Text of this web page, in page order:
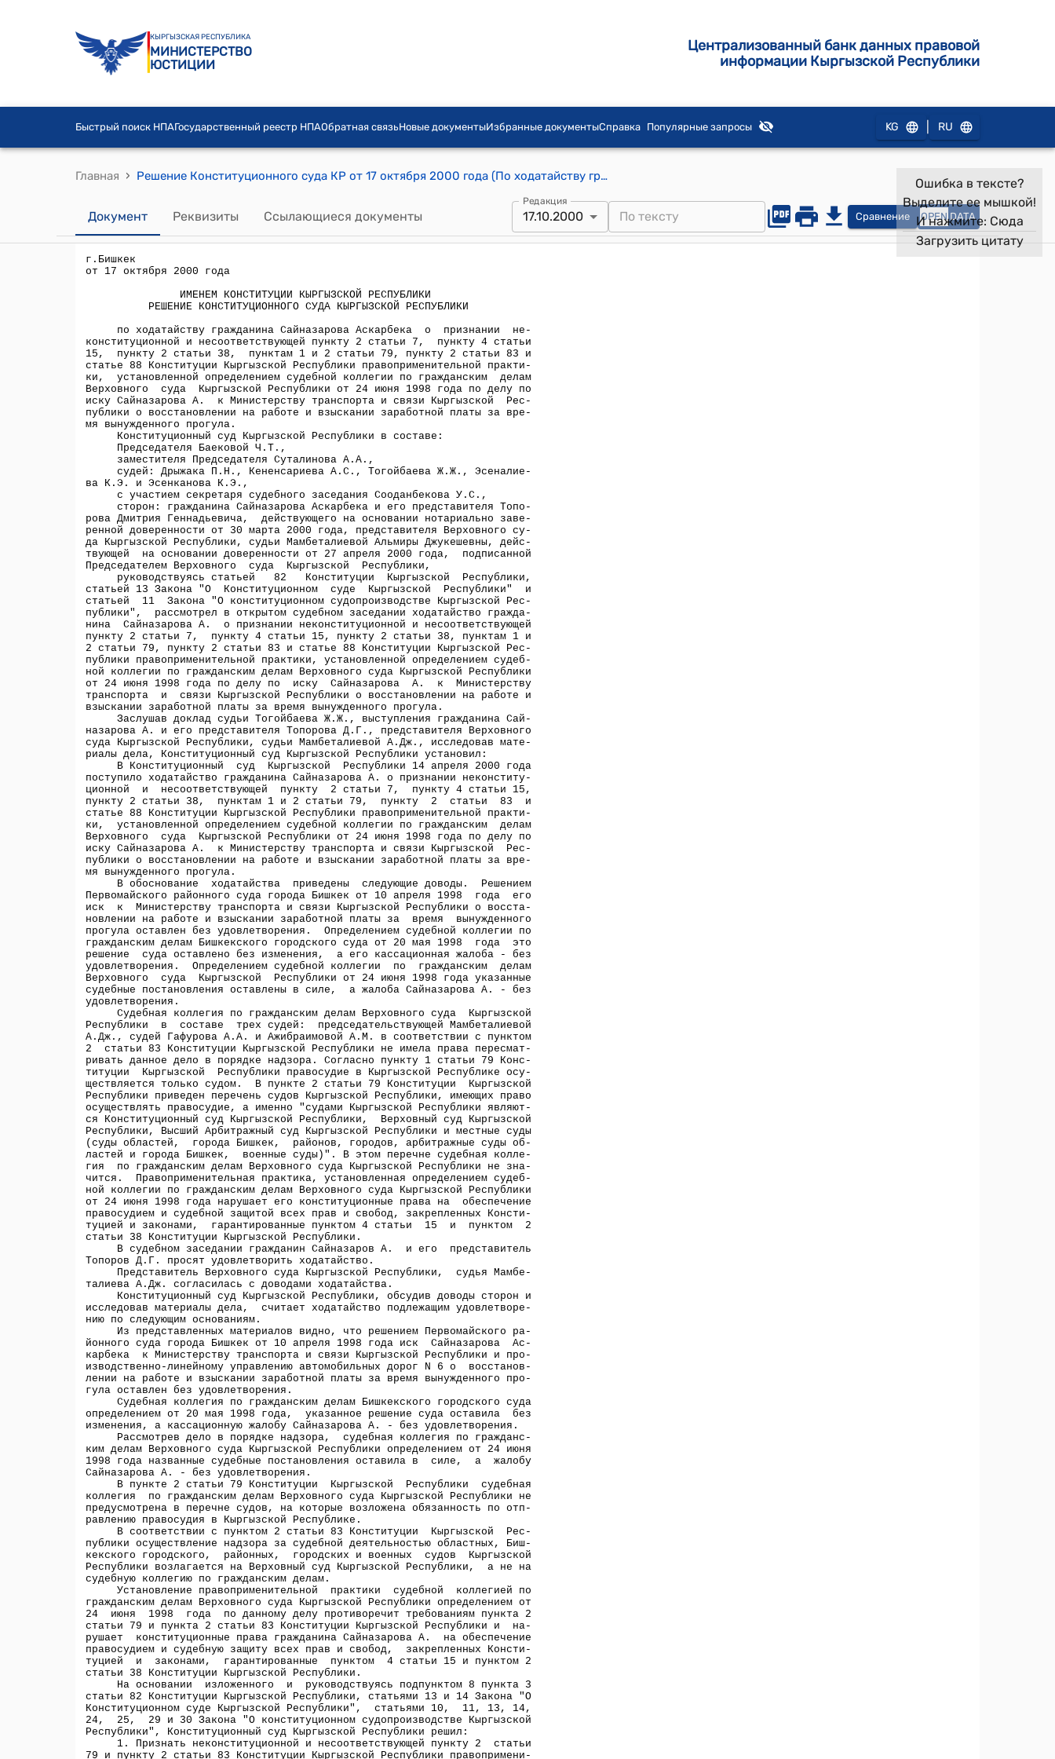
КЫРГЫЗСКАЯ РЕСПУБЛИКА
МИНИСТЕРСТВО
ЮСТИЦИИ
Централизованный банк данных правовой
информации Кыргызской Республики
Быстрый поиск НПАГосударственный реестр НПАОбратная связьНовые документыИзбранные документыСправка Популярные запросы KG RU
Главная › Решение Конституционного суда КР от 17 октября 2000 года (По ходатайству гражданина Сайназарова А. о признании неконституционной и несоответствующей п.2 ст.7, п.4 ст.15, п.2 ст.38, п.п. 1 и 2 ст.79, п.2 ст.83 и ст.88 Конституции КР правоприменительной практики, установленной определением судебной коллегии по гражданским делам Верховного суда КР от 24.06.1998 года по делу по иску Сайназарова А. к Министерству транспорта и связи КР о восстановлении на работе и взыскании заработной платы
Документ Реквизиты Ссылающиеся документы
Редакция
17.10.2000 Сравнение OPEN DATA
Ошибка в тексте?
Выделите ее мышкой!
И нажмите: Сюда
Загрузить цитату